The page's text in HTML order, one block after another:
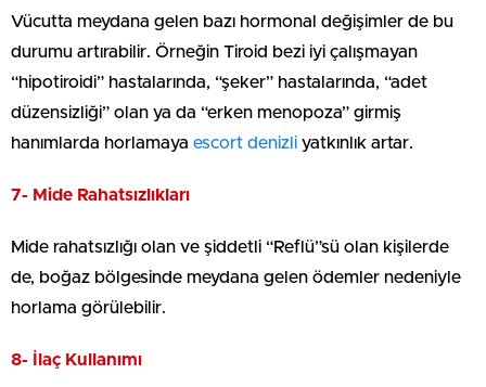
Vücutta meydana gelen bazı hormonal değişimler de bu
durumu artırabilir. Örneğin Tiroid bezi iyi çalışmayan
“hipotiroidi” hastalarında, “şeker” hastalarında, “adet
düzensizliği” olan ya da “erken menopoza” girmiş
hanımlarda horlamaya escort denizli yatkınlık artar.
7- Mide Rahatsızlıkları
Mide rahatsızlığı olan ve şiddetli “Reflü”sü olan kişilerde
de, boğaz bölgesinde meydana gelen ödemler nedeniyle
horlama görülebilir.
8- İlaç Kullanımı